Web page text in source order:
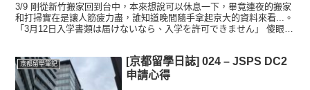
3/9 剛從新竹搬家回到台中，本來想說可以休息一下，畢竟連夜的搬家
和打掃實在是讓人筋疲力盡，誰知道晚間隨手拿起京大的資料來看...。
「3月12日入学書類は届けないなら、入学を許可できません」 傻眼！
京都留學筆記
[京都留學日誌] 024 – JSPS DC2
申請心得